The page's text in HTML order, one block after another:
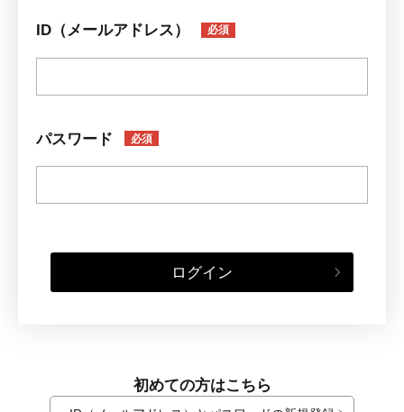
ID（メールアドレス） 必須
パスワード 必須
ログイン
初めての方はこちら